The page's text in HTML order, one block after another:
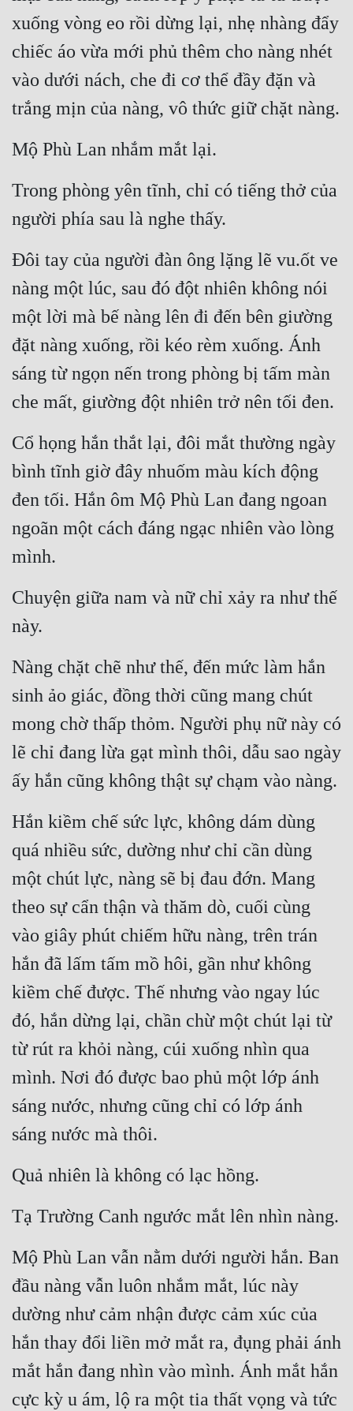
xuống vòng eo rồi dừng lại, nhẹ nhàng đẩy
chiếc áo vừa mới phủ thêm cho nàng nhét
vào dưới nách, che đi cơ thể đầy đặn và
trắng mịn của nàng, vô thức giữ chặt nàng.
Mộ Phù Lan nhắm mắt lại.
Trong phòng yên tĩnh, chỉ có tiếng thở của
người phía sau là nghe thấy.
Đôi tay của người đàn ông lặng lẽ vu.ốt ve
nàng một lúc, sau đó đột nhiên không nói
một lời mà bế nàng lên đi đến bên giường
đặt nàng xuống, rồi kéo rèm xuống. Ánh
sáng từ ngọn nến trong phòng bị tấm màn
che mất, giường đột nhiên trở nên tối đen.
Cổ họng hắn thắt lại, đôi mắt thường ngày
bình tĩnh giờ đây nhuốm màu kích động
đen tối. Hắn ôm Mộ Phù Lan đang ngoan
ngoãn một cách đáng ngạc nhiên vào lòng
mình.
Chuyện giữa nam và nữ chỉ xảy ra như thế
này.
Nàng chặt chẽ như thế, đến mức làm hắn
sinh ảo giác, đồng thời cũng mang chút
mong chờ thấp thỏm. Người phụ nữ này có
lẽ chỉ đang lừa gạt mình thôi, dẫu sao ngày
ấy hắn cũng không thật sự chạm vào nàng.
Hắn kiềm chế sức lực, không dám dùng
quá nhiều sức, dường như chỉ cần dùng
một chút lực, nàng sẽ bị đau đớn. Mang
theo sự cẩn thận và thăm dò, cuối cùng
vào giây phút chiếm hữu nàng, trên trán
hắn đã lấm tấm mồ hôi, gần như không
kiềm chế được. Thế nhưng vào ngay lúc
đó, hắn dừng lại, chần chừ một chút lại từ
từ rút ra khỏi nàng, cúi xuống nhìn qua
mình. Nơi đó được bao phủ một lớp ánh
sáng nước, nhưng cũng chỉ có lớp ánh
sáng nước mà thôi.
Quả nhiên là không có lạc hồng.
Tạ Trường Canh ngước mắt lên nhìn nàng.
Mộ Phù Lan vẫn nằm dưới người hắn. Ban
đầu nàng vẫn luôn nhắm mắt, lúc này
dường như cảm nhận được cảm xúc của
hắn thay đổi liền mở mắt ra, đụng phải ánh
mắt hắn đang nhìn vào mình. Ánh mắt hắn
cực kỳ u ám, lộ ra một tia thất vọng và tức